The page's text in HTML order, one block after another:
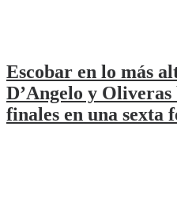
Escobar en lo más
D’Angelo y
finales en una sexta